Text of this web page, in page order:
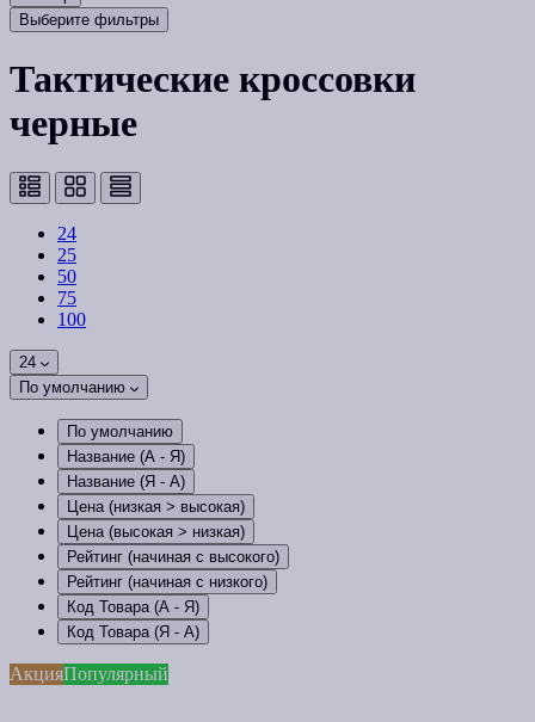
Выберите фильтры
Тактические кроссовки
черные
24
25
50
75
100
24
По умолчанию
По умолчанию
Название (А - Я)
Название (Я - А)
Цена (низкая > высокая)
Цена (высокая > низкая)
Рейтинг (начиная с высокого)
Рейтинг (начиная с низкого)
Код Товара (А - Я)
Код Товара (Я - А)
АкцияПопулярный